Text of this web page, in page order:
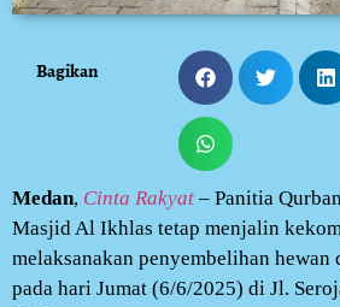
Bagikan
Medan, Cinta Rakyat – Panitia
Masjid Al Ikhlas tetap menjalin
melaksanakan penyembelihan
pada hari Jumat (6/6/2025) di Jl.